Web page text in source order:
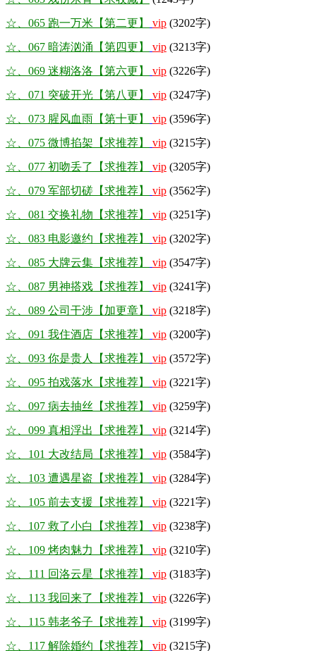
☆、065 跑一万米【第二更】
vip (3202字)
☆、067 暗涛汹涌【第四更】
vip (3213字)
☆、069 迷糊洛洛【第六更】
vip (3226字)
☆、071 突破开光【第八更】
vip (3247字)
☆、073 腥风血雨【第十更】
vip (3596字)
☆、075 微博掐架【求推荐】
vip (3215字)
☆、077 初吻丢了【求推荐】
vip (3205字)
☆、079 军部切磋【求推荐】
vip (3562字)
☆、081 交换礼物【求推荐】
vip (3251字)
☆、083 电影邀约【求推荐】
vip (3202字)
☆、085 大牌云集【求推荐】
vip (3547字)
☆、087 男神搭戏【求推荐】
vip (3241字)
☆、089 公司干涉【加更章】
vip (3218字)
☆、091 我住酒店【求推荐】
vip (3200字)
☆、093 你是贵人【求推荐】
vip (3572字)
☆、095 拍戏落水【求推荐】
vip (3221字)
☆、097 病去抽丝【求推荐】
vip (3259字)
☆、099 真相浮出【求推荐】
vip (3214字)
☆、101 大改结局【求推荐】
vip (3584字)
☆、103 遭遇星盗【求推荐】
vip (3284字)
☆、105 前去支援【求推荐】
vip (3221字)
☆、107 救了小白【求推荐】
vip (3238字)
☆、109 烤肉魅力【求推荐】
vip (3210字)
☆、111 回洛云星【求推荐】
vip (3183字)
☆、113 我回来了【求推荐】
vip (3226字)
☆、115 韩老爷子【求推荐】
vip (3199字)
☆、117 解除婚约【求推荐】
vip (3215字)